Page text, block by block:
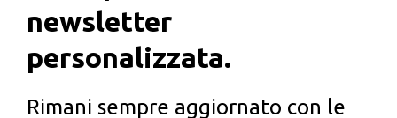
newsletter
personalizzata.
Rimani sempre aggiornato con le